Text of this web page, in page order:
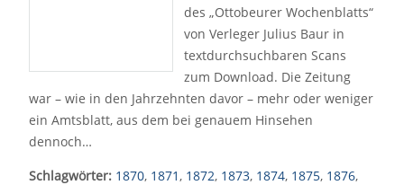
des „Ottobeurer Wochenblatts“
von Verleger Julius Baur in
textdurchsuchbaren Scans
zum Download. Die Zeitung
war – wie in den Jahrzehnten davor – mehr oder weniger
ein Amtsblatt, aus dem bei genauem Hinsehen
dennoch…
Schlagwörter: 1870, 1871, 1872, 1873, 1874, 1875, 1876,